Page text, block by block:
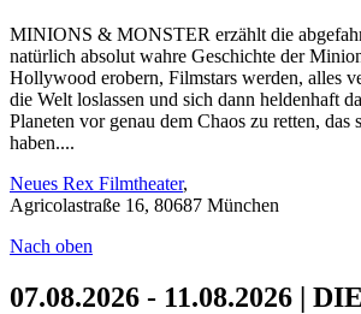
MINIONS & MONSTER erzählt die
natürlich absolut wahre Geschichte der
Hollywood erobern, Filmstars werden, alles
die Welt loslassen und sich dann heldenhaft
Planeten vor genau dem Chaos zu retten, das
haben....
Neues Rex Filmtheater,
Agricolastraße 16, 80687 München
Nach oben
07.08.2026 - 11.08.2026 |